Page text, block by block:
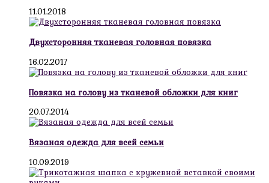
11.01.2018
Двухсторонняя тканевая головная повязка
16.02.2017
Повязка на голову из тканевой обложки для книг
20.07.2014
Вязаная одежда для всей семьи
10.09.2019